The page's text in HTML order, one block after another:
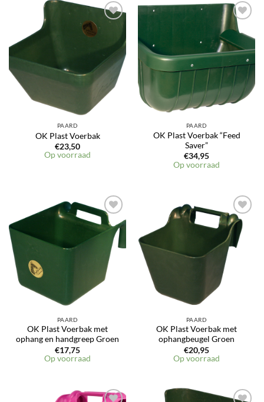
PAARD
OK Plast Voerbak
€23,50
Op voorraad
PAARD
OK Plast Voerbak “Feed
Saver”
€34,95
Op voorraad
PAARD
OK Plast Voerbak met
ophang en handgreep Groen
€17,75
Op voorraad
PAARD
OK Plast Voerbak met
ophangbeugel Groen
€20,95
Op voorraad